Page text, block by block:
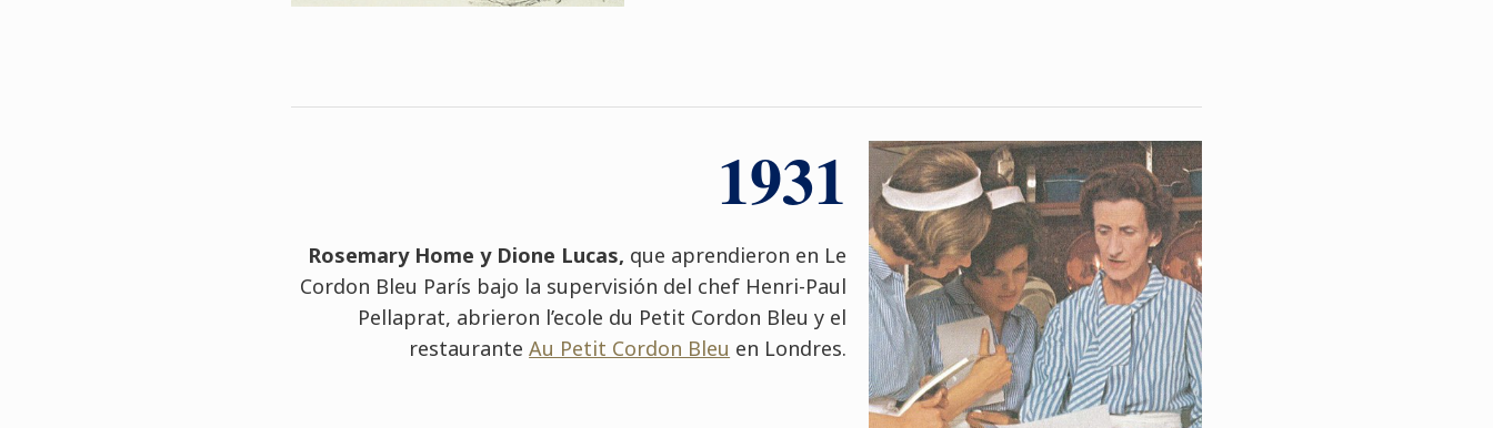
1931
Rosemary Home y Dione Lucas, que aprendieron en Le
Cordon Bleu París bajo la supervisión del chef Henri-Paul
Pellaprat, abrieron l’ecole du Petit Cordon Bleu y el
restauranteAu Petit Cordon Bleu en Londres.